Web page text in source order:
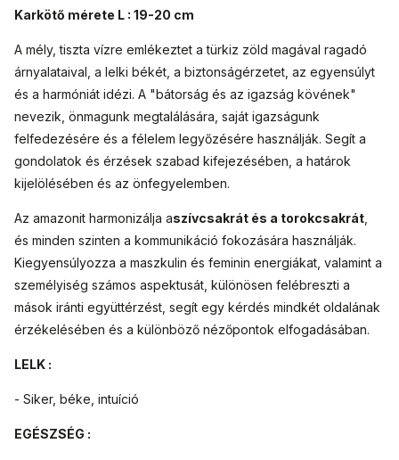
Karkötő mérete L : 19-20 cm
A mély, tiszta vízre emlékeztet a türkiz zöld magával ragadó
árnyalataival, a lelki békét, a biztonságérzetet, az egyensúlyt
és a harmóniát idézi. A "bátorság és az igazság kövének"
nevezik, önmagunk megtalálására, saját igazságunk
felfedezésére és a félelem legyőzésére használják. Segít a
gondolatok és érzések szabad kifejezésében, a határok
kijelölésében és az önfegyelemben.
Az amazonit harmonizálja aszívcsakrát és a torokcsakrát
és minden szinten a kommunikáció fokozására használják.
Kiegyensúlyozza a maszkulin és feminin energiákat, valamint a
személyiség számos aspektusát, különösen felébreszti a
mások iránti együttérzést, segít egy kérdés mindkét oldalának
érzékelésében és a különböző nézőpontok elfogadásában.
LELK :
- Siker, béke, intuíció
EGÉSZSÉG :